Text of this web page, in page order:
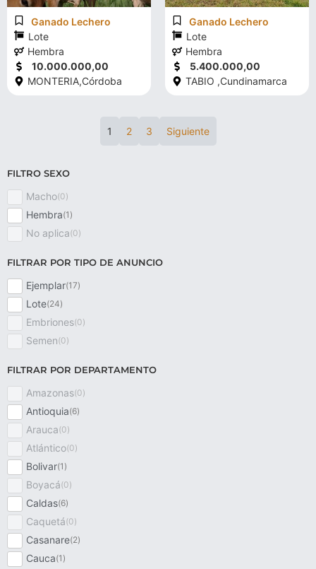
Ganado Lechero
Lote
Hembra
10.000.000,00
MONTERIA,Córdoba
Ganado Lechero
Lote
Hembra
5.400.000,00
TABIO ,Cundinamarca
1 2 3 Siguiente
FILTRO SEXO
Macho(0)
Hembra(1 )
No aplica(0)
FILTRAR POR TIPO DE ANUNCIO
Ejemplar(17)
Lote(24)
Embriones(0)
Semen(0)
FILTRAR POR DEPARTAMENTO
Amazonas(0)
Antioquia(6)
Arauca(0)
Atlántico(0)
Bolivar(1 )
Boyacá(0)
Caldas(6)
Caquetá(0)
Casanare(2)
Cauca(1 )